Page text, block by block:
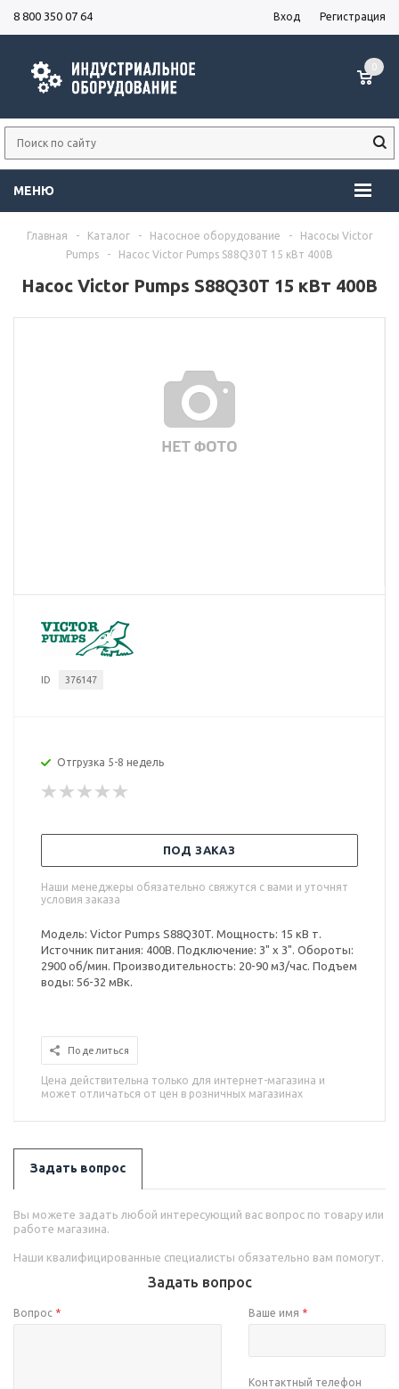
8 800 350 07 64 Вход Регистрация
МЕНЮ
0
Главная - Каталог - Насосное оборудование -
Насосы Victor
Pumps
- Насос Victor Pumps S88Q30T 15 кВт 400В
Насос Victor Pumps S88Q30T 15 кВт 400В
ID 376147
Отгрузка 5-8 недель
ПОД ЗАКАЗ
Наши менеджеры обязательно свяжутся с вами и уточнят
условия заказа
Модель: Victor Pumps S88Q30T. Мощность: 15 кВ т.
Источник питания: 400В. Подключение: 3" x 3". Обороты:
2900 об/мин. Производительность: 20-90 м3/час. Подъем
воды: 56-32 мВк.
Поделиться
Цена действительна только для интернет-магазина и
может отличаться от цен в розничных магазинах
Задать вопрос
Вы можете задать любой интересующий вас вопрос по товару или
работе магазина.
Наши квалифицированные специалисты обязательно вам помогут.
Задать вопрос
Вопрос * Ваше имя *
Контактный телефон